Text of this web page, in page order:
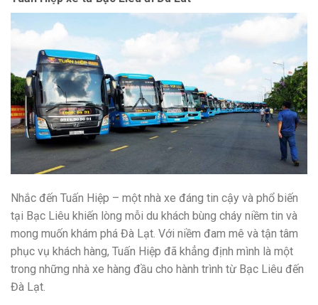
Nhắc đến Tuấn Hiệp – một nhà xe đáng tin cậy và phổ biến
tại Bạc Liêu khiến lòng mỗi du khách bùng cháy niềm tin và
mong muốn khám phá Đà Lạt. Với niềm đam mê và tận tâm
phục vụ khách hàng, Tuấn Hiệp đã khẳng định mình là một
trong những nhà xe hàng đầu cho hành trình từ Bạc Liêu đến
Đà Lạt.